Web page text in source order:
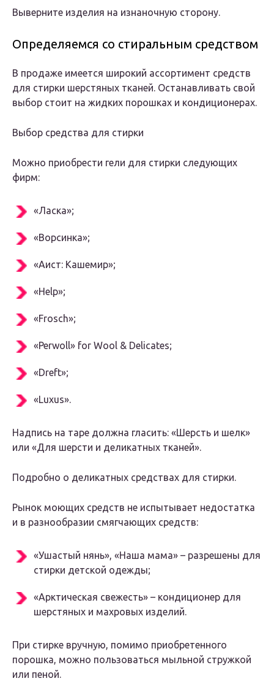
Выверните изделия на изнаночную сторону.
Определяемся со стиральным средством
В продаже имеется широкий ассортимент средств
для стирки шерстяных тканей. Останавливать свой
выбор стоит на жидких порошках и кондиционерах.
Выбор средства для стирки
Можно приобрести гели для стирки следующих
фирм:
«Ласка»;
«Ворсинка»;
«Аист: Кашемир»;
«Help»;
«Frosch»;
«Perwoll» for Wool & Delicates;
«Dreft»;
«Luxus».
Надпись на таре должна гласить: «Шерсть и шелк»
или «Для шерсти и деликатных тканей».
Подробно о деликатных средствах для стирки.
Рынок моющих средств не испытывает недостатка
и в разнообразии смягчающих средств:
«Ушастый нянь», «Наша мама» – разрешены для
стирки детской одежды;
«Арктическая свежесть» – кондиционер для
шерстяных и махровых изделий.
При стирке вручную, помимо приобретенного
порошка, можно пользоваться мыльной стружкой
или пеной.